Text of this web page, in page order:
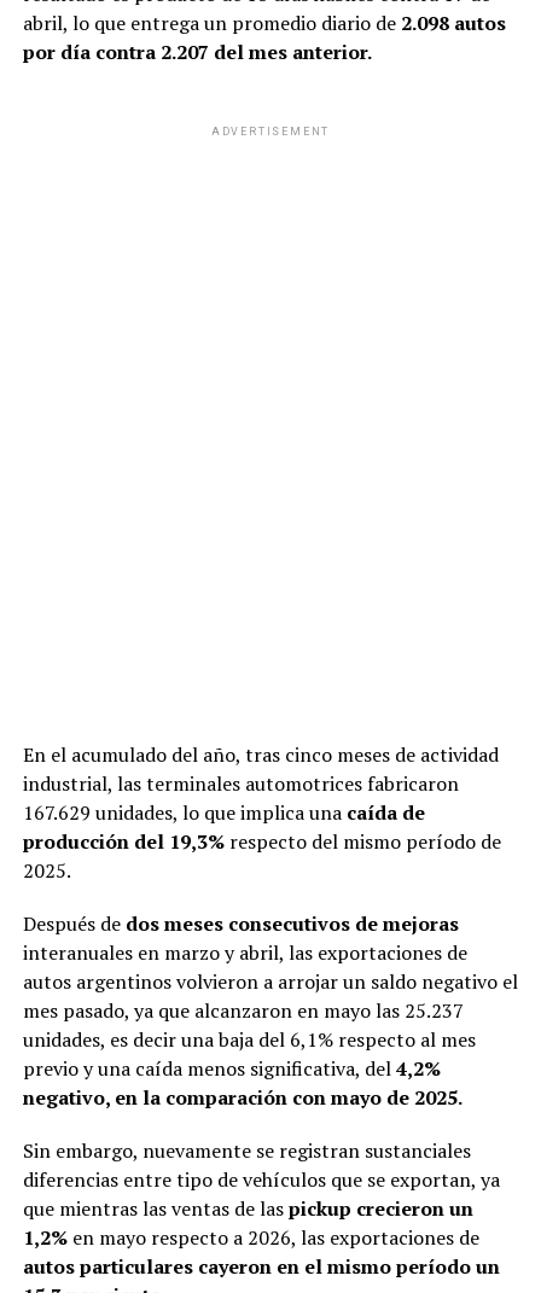
abril, lo que entrega un promedio diario de2.098 autos
por día contra 2.207 del mes anterior.
ADVERTISEMENT
En el acumulado del año, tras cinco meses de actividad
industrial, las terminales automotrices fabricaron
167.629 unidades, lo que implica una caída de
producción del 19,3%respecto del mismo período de
2025.
Después de dos meses consecutivos de mejoras
interanuales en marzo y abril, las exportaciones de
autos argentinos volvieron a arrojar un saldo negativo el
mes pasado, ya que alcanzaron en mayo las 25.237
unidades, es decir una baja del 6,1% respecto al mes
previo y una caída menos significativa, del4,2%
negativo, en la comparación con mayo de 2025.
Sin embargo, nuevamente se registran sustanciales
diferencias entre tipo de vehículos que se exportan, ya
que mientras las ventas de laspickup crecieron un
1,2%en mayo respecto a 2026, las exportaciones de
autos particulares cayeron en el mismo período un